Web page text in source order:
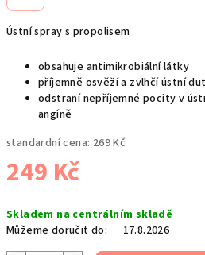
Ústní spray s propolisem
obsahuje antimikrobiální látky
příjemně osvěží a zvlhčí ústní
odstraní nepříjemné pocity v
angíně
standardní cena: 269 Kč
249 Kč
cena:
Skladem na centrálním skladě
Můžeme doručit do:
17.8.2026